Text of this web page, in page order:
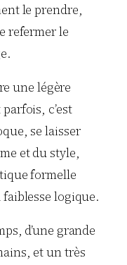
le prendre,
refermer le
une légère
c’est
se laisser
et du style,
formelle
logique.
d’une grande
et un très